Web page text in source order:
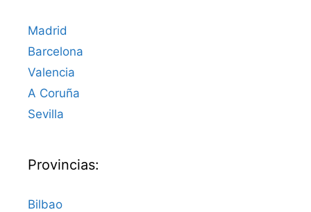
Madrid
Barcelona
Valencia
A Coruña
Sevilla
Provincias:
Bilbao